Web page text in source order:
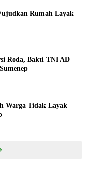
Rumah Layak
Roda, Bakti TNI AD
Warga Tidak Layak